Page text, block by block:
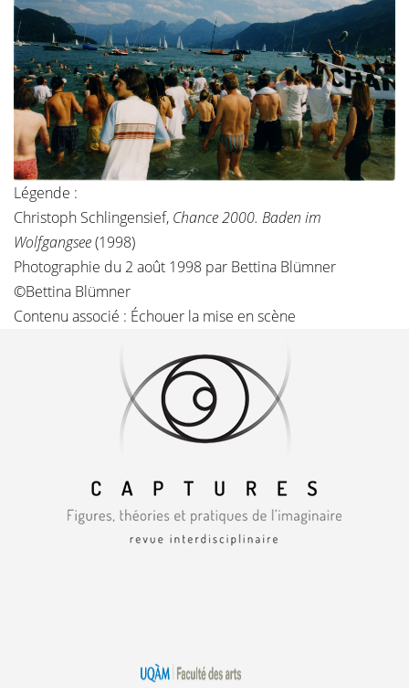
Légende :
Christoph Schlingensief, Chance 2000. Baden im
Wolfgangsee(1998)
Photographie du 2 août 1998 par Bettina Blümner
©Bettina Blümner
Contenu associé : Échouer la mise en scène